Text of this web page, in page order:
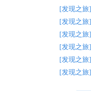
[发现之旅]
[发现之旅]
[发现之旅]
[发现之旅]
[发现之旅]
[发现之旅]